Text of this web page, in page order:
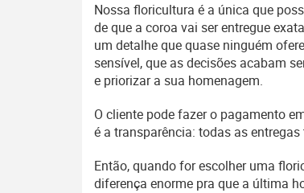
Nossa floricultura é a única que
de que a coroa vai ser entregue
um detalhe que quase ninguém
sensível, que as decisões acabam
e priorizar a sua homenagem.
O cliente pode fazer o pagamento
é a transparência: todas as
Então, quando for escolher uma
diferença enorme pra que a última